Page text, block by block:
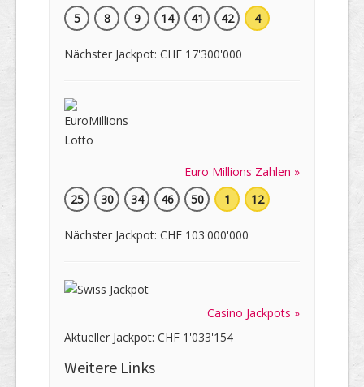
5
8 9 14 41 42 4
Nächster Jackpot: CHF 17'300'000
Euro Millions Zahlen »
25
30 34 46 50 1 12
Nächster Jackpot: CHF 103'000'000
Casino Jackpots »
Aktueller Jackpot: CHF 1'033'154
Weitere Links